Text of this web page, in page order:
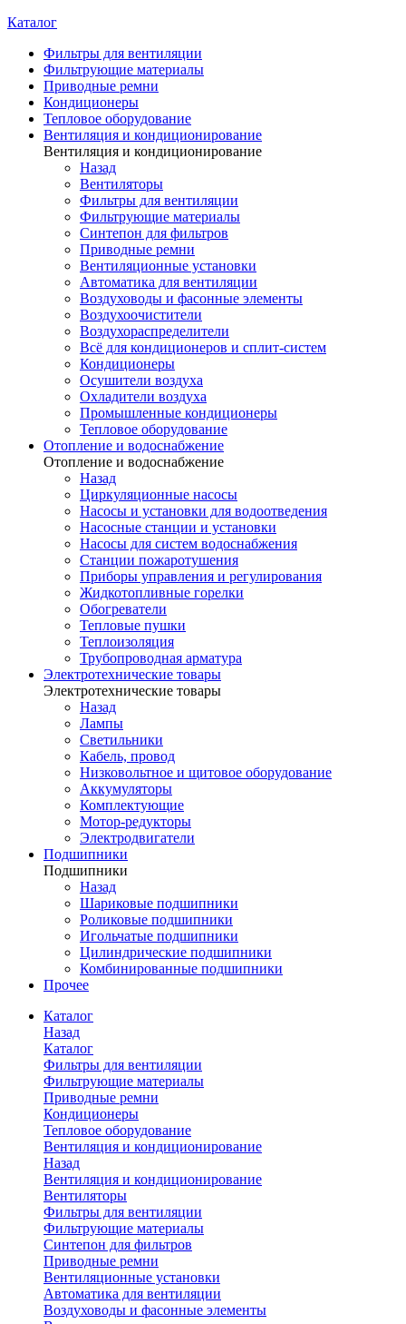
Каталог
Фильтры для вентиляции
Фильтрующие материалы
Приводные ремни
Кондиционеры
Тепловое оборудование
Вентиляция и кондиционирование
Вентиляция и кондиционирование
Назад
Вентиляторы
Фильтры для вентиляции
Фильтрующие материалы
Синтепон для фильтров
Приводные ремни
Вентиляционные установки
Автоматика для вентиляции
Воздуховоды и фасонные элементы
Воздухоочистители
Воздухораспределители
Всё для кондиционеров и сплит-систем
Кондиционеры
Осушители воздуха
Охладители воздуха
Промышленные кондиционеры
Тепловое оборудование
Отопление и водоснабжение
Отопление и водоснабжение
Назад
Циркуляционные насосы
Насосы и установки для водоотведения
Насосные станции и установки
Насосы для систем водоснабжения
Станции пожаротушения
Приборы управления и регулирования
Жидкотопливные горелки
Обогреватели
Тепловые пушки
Теплоизоляция
Трубопроводная арматура
Электротехнические товары
Электротехнические товары
Назад
Лампы
Светильники
Кабель, провод
Низковольтное и щитовое оборудование
Аккумуляторы
Комплектующие
Мотор-редукторы
Электродвигатели
Подшипники
Подшипники
Назад
Шариковые подшипники
Роликовые подшипники
Игольчатые подшипники
Цилиндрические подшипники
Комбинированные подшипники
Прочее
Каталог
Назад
Каталог
Фильтры для вентиляции
Фильтрующие материалы
Приводные ремни
Кондиционеры
Тепловое оборудование
Вентиляция и кондиционирование
Назад
Вентиляция и кондиционирование
Вентиляторы
Фильтры для вентиляции
Фильтрующие материалы
Синтепон для фильтров
Приводные ремни
Вентиляционные установки
Автоматика для вентиляции
Воздуховоды и фасонные элементы